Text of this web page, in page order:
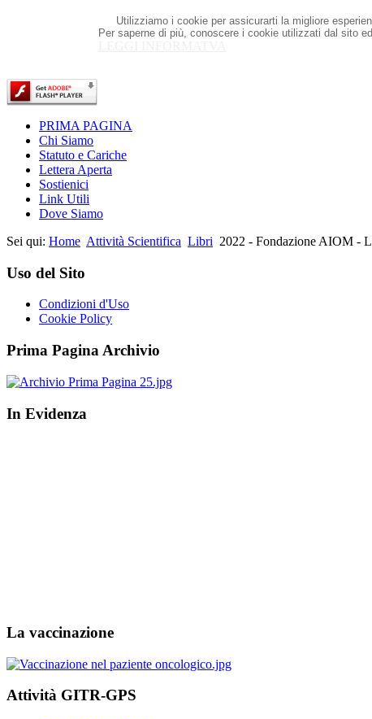
Utilizziamo i cookie per assicurarti la migliore
Per saperne di più, conoscere i cookie utilizzati dal sito
PRIMA PAGINA
Chi Siamo
Statuto e Cariche
Lettera Aperta
Sostienici
Link Utili
Dove Siamo
Sei qui: Home Attività Scientifica Libri 2022 - Fondazione AIOM -
Uso del Sito
Condizioni d'Uso
Cookie Policy
Prima Pagina Archivio
In Evidenza
La vaccinazione
Attività GITR-GPS